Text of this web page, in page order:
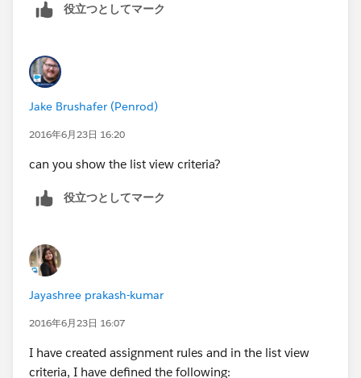
役立つとしてマーク
Jake Brushafer (Penrod)
2016年6月23日 16:20
can you show the list view criteria?
役立つとしてマーク
Jayashree prakash-kumar
2016年6月23日 16:07
I have created assignment rules and in the list view
criteria, I have defined the following: